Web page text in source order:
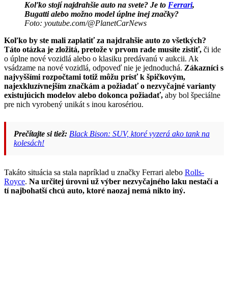
Koľko stojí najdrahšie auto na svete? Je to Ferrari,
Bugatti alebo možno model úplne inej značky?
Foto: youtube.com/@PlanetCarNews
Koľko by ste mali zaplatiť za najdrahšie auto zo všetkých?
Táto otázka je zložitá, pretože v prvom rade musíte zistiť, či ide
o úplne nové vozidlá alebo o klasiku predávanú v aukcii. Ak
vsádzame na nové vozidlá, odpoveď nie je jednoduchá. Zákazníci s
najvyššími rozpočtami totiž môžu prísť k špičkovým,
najexkluzívnejším značkám a požiadať o nezvyčajné varianty
existujúcich modelov alebo dokonca požiadať, aby bol špeciálne
pre nich vyrobený unikát s inou karosériou.
Prečítajte si tiež: Black Bison: SUV, ktoré vyzerá ako tank na
kolesách!
Takáto situácia sa stala napríklad u značky Ferrari alebo Rolls-
Royce. Na určitej úrovni už výber nezvyčajného laku nestačí a
tí najbohatší chcú auto, ktoré naozaj nemá nikto iný.